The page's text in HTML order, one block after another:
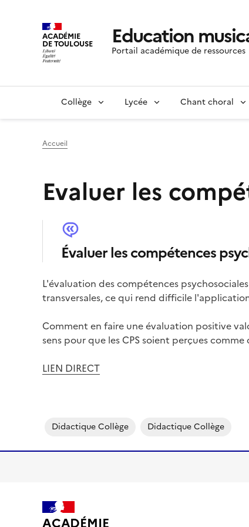
ACADÉMIE
DE TOULOUSE Education
Portail académique de ressources
Collège Lycée Chant choral
Accueil
Evaluer les
Évaluer les compétences
L'évaluation des compétences
transversales, ce qui rend difficile
Comment en faire une évaluation positive
sens pour que les CPS soient perçues
LIEN DIRECT
Didactique Collège Didactique Collège
ACADÉMIE